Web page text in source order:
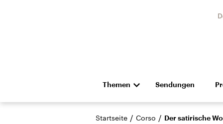
Themen
Die Nachrichten Politik
Hörspiel und Feature Musik
Sendungen
Startseite / Corso / Der satirische